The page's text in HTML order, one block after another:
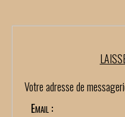
Votre adresse de
Email :